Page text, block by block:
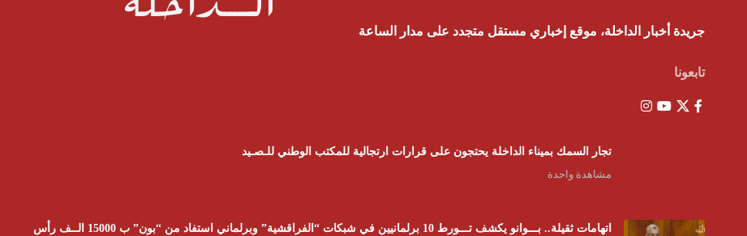
جريدة أخبار الداخلة، موقع إخباري مستقل متجدد على مدار الساعة
تابعونا
تجار السمك بميناء الداخلة يحتجون على قرارات ارتجالية للمكتب الوطني للـصـيد
مشاهدة واحدة
اتهامات ثقيلة.. بـــوانو يكشف تـــورط 10 برلمانيين في شبكات “الفراقشية” وبرلماني استفاد من “بون” ب 15000 الــف رأس